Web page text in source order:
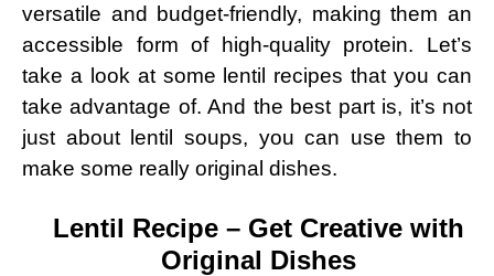
versatile and budget-friendly, making them an
accessible form of high-quality protein. Let’s
take a look at some lentil recipes that you can
take advantage of. And the ⁤best part is, it’s not
just about lentil soups,⁣ you can use them to
make some really original⁣ dishes.
Lentil Recipe – Get Creative with
Original Dishes